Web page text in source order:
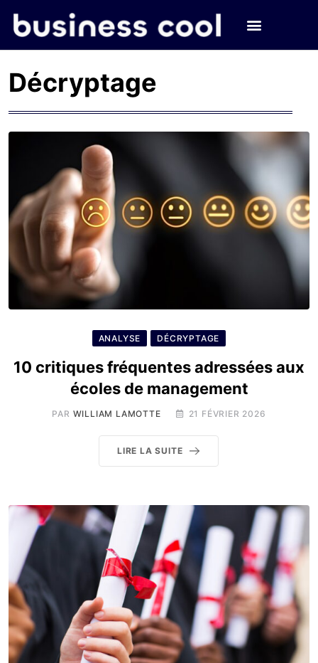
Décryptage
ANALYSE DÉCRYPTAGE
10 critiques fréquentes adressées aux
écoles de management
PAR WILLIAM LAMOTTE 21 FÉVRIER 2026
LIRE LA SUITE